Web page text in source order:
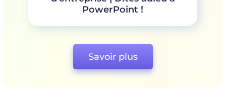
PowerPoint !
Savoir plus